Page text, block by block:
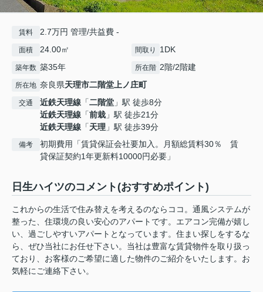
賃料 2.7万円 管理/共益費 -
面積 24.00㎡ 間取り 1DK
築年数 築35年 所在階 2階/2階建
所在地 奈良県天理市二階堂上ノ庄町
交通 近鉄天理線 「二階堂 」駅 徒歩8分
近鉄天理線 「前栽 」駅 徒歩21分
近鉄天理線 「天理 」駅 徒歩39分
備考
初期費用「賃貸保証会社要加入。月額総賃料30％ 賃
貸保証契約1年更新料10000円必要」
日生ハイツのコメント(おすすめポイント)
これからの生活で住み替えを考えるのならココ。通風システムが
整った、住環境の良い安心のアパートです。エアコン完備が嬉し
い、過ごしやすいアパートとなっています。住まい探しをするな
ら、ぜひ当社にお任せ下さい。当社は豊富な賃貸物件を取り扱っ
ており、お客様のご希望に適した物件のご紹介をいたします。お
気軽にご連絡下さい。